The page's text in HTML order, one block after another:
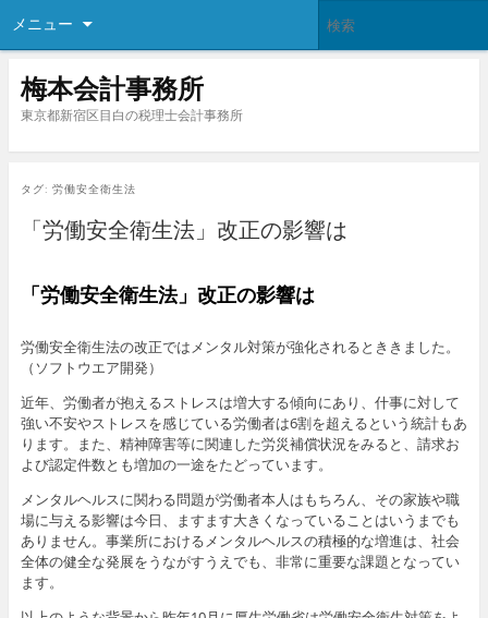
メニュー
梅本会計事務所
東京都新宿区目白の税理士会計事務所
タグ: 労働安全衛生法
「労働安全衛生法」改正の影響は
「労働安全衛生法」改正の影響は
労働安全衛生法の改正ではメンタル対策が強化されるとききました。
（ソフトウエア開発）
近年、労働者が抱えるストレスは増大する傾向にあり、什事に対して
強い不安やストレスを感じている労働者は6割を超えるという統計もあ
ります。また、精神障害等に関連した労災補償状況をみると、請求お
よび認定件数とも増加の一途をたどっています。
メンタルヘルスに関わる問題が労働者本人はもちろん、その家族や職
場に与える影響は今日、ますます大きくなっていることはいうまでも
ありません。事業所におけるメンタルヘルスの積極的な増進は、社会
全体の健全な発展をうながすうえでも、非常に重要な課題となってい
ます。